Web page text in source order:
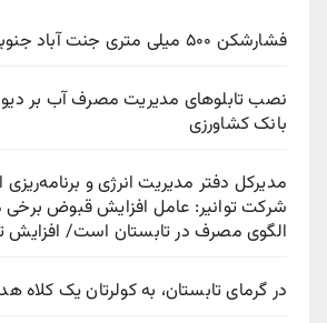
فشارشکن ۵۰۰ میلی متری جنت آباد جنوبی تعویض شد
نصب تابلوهای مدیریت مصرف آب بر
بانک کشاورزی
مدیرکل دفتر مدیریت انرژی و
شرکت توانیر: عامل افزایش قبوض برخی
الگوی مصرف در تابستان است/ افزایش
در گرمای تابستان، به کولرتان یک کلاه